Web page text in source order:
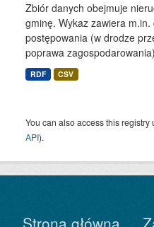
Zbiór danych obejmuje
gminę. Wykaz zawiera
postępowania (w drodze
poprawa
RDF CSV
You can also access this registry
API).
Strona główna